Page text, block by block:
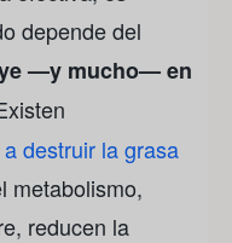
depende del
—y mucho— en
destruir la grasa
metabolismo,
reducen la